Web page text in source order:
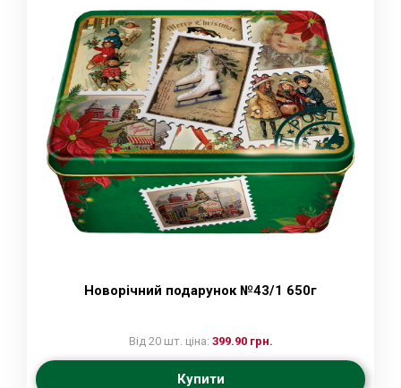
Новорічний подарунок №43/1 650г
Від 20 шт. ціна: 399.90 грн.
Купити